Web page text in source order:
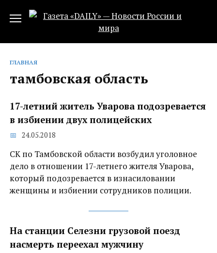
ГЛАВНАЯ
тамбовская область
17-летний житель Уварова подозревается
в избиении двух полицейских
24.05.2018
СК по Тамбовской области возбудил уголовное
дело в отношении 17-летнего жителя Уварова,
который подозревается в изнасиловании
женщины и избиении сотрудников полиции.
На станции Селезни грузовой поезд
насмерть переехал мужчину